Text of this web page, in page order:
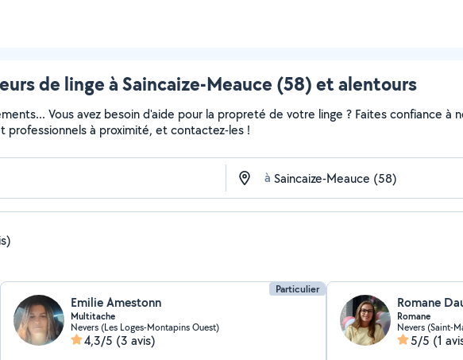
de linge à Saincaize-Meauce (58) et alentours
Vous avez besoin d'aide pour la propreté de votre linge ? Faites confiance à
professionnels à proximité, et contactez-les !
à
Particulier
Emilie Amestonn
Multitache
Nevers (Les Loges-Montapins Ouest)
4,3/5 (3 avis)
Romane
Romane
Nevers (Saint-
5/5 (1